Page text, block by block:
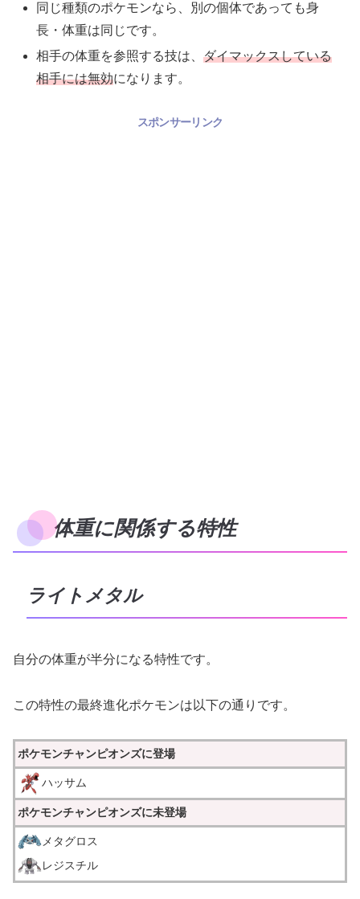
同じ種類のポケモンなら、別の個体であっても身
長・体重は同じです。
相手の体重を参照する技は、ダイマックスしている
相手には無効になります。
スポンサーリンク
体重に関係する特性
ライトメタル
自分の体重が半分になる特性です。
この特性の最終進化ポケモンは以下の通りです。
ポケモンチャンピオンズに登場
ハッサム
ポケモンチャンピオンズに未登場
メタグロス
レジスチル